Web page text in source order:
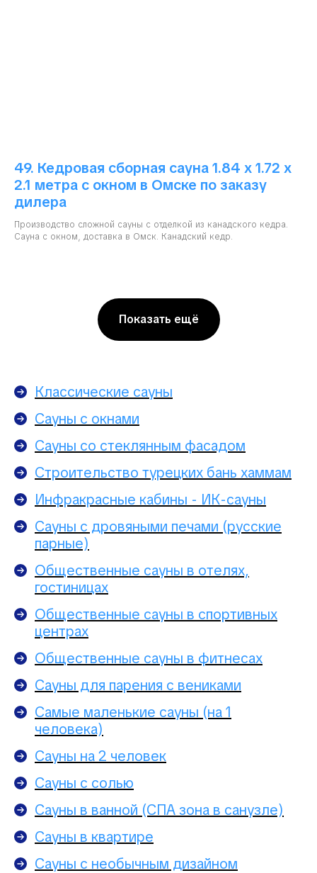
49. Кедровая сборная сауна 1.84 х 1.72 х
2.1 метра с окном в Омске по заказу
дилера
Производство сложной сауны с отделкой из канадского кедра.
Сауна с окном, доставка в Омск. Канадский кедр.
Показать ещё
Классические сауны
Сауны с окнами
Сауны со стеклянным фасадом
Строительство турецких бань хаммам
Инфракрасные кабины - ИК-сауны
Сауны с дровяными печами (русские
парные)
Общественные сауны в отелях,
гостиницах
Общественные сауны в спортивных
центрах
Общественные сауны в фитнесах
Сауны для парения с вениками
Самые маленькие сауны (на 1
человека)
Сауны на 2 человек
Сауны с солью
Сауны в ванной (СПА зона в санузле)
Сауны в квартире
Сауны с необычным дизайном